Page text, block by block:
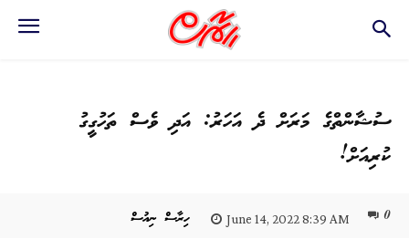
ސުޝާންތްގެ މަރަށް ދެ އަހަރު: އަދި ވެސް ތަހުގީގު
ކުރިއަށް!
ހިރާސް ނިއުސް June 14, 2022 8:39 AM 0